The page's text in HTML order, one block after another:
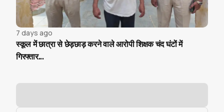
7 days ago
स्कूल में छात्रा से छेड़छाड़ करने वाले आरोपी शिक्षक चंद घंटों में
गिरफ्तार...